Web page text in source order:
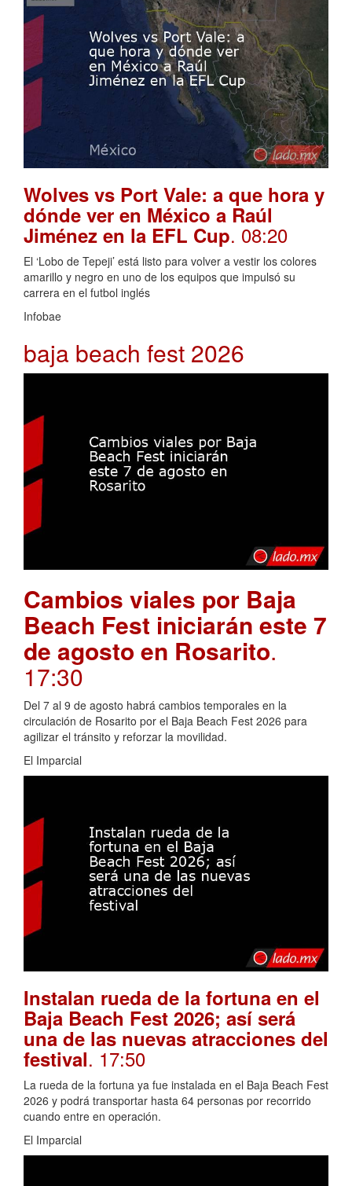
Wolves vs Port Vale: a que hora y
dónde ver en México a Raúl
Jiménez en la EFL Cup. 08:20
El ‘Lobo de Tepeji’ está listo para volver a vestir los colores
amarillo y negro en uno de los equipos que impulsó su
carrera en el futbol inglés
Infobae
baja beach fest 2026
Cambios viales por Baja
Beach Fest iniciarán este 7
de agosto en Rosarito.
17:30
Del 7 al 9 de agosto habrá cambios temporales en la
circulación de Rosarito por el Baja Beach Fest 2026 para
agilizar el tránsito y reforzar la movilidad.
El Imparcial
Instalan rueda de la fortuna en el
Baja Beach Fest 2026; así será
una de las nuevas atracciones del
festival. 17:50
La rueda de la fortuna ya fue instalada en el Baja Beach Fest
2026 y podrá transportar hasta 64 personas por recorrido
cuando entre en operación.
El Imparcial